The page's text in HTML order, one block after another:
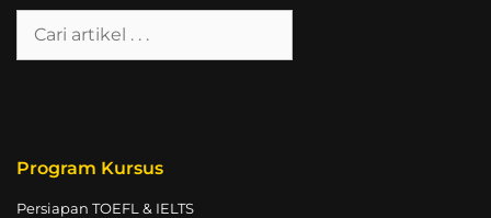
Program Kursus
Persiapan TOEFL & IELTS